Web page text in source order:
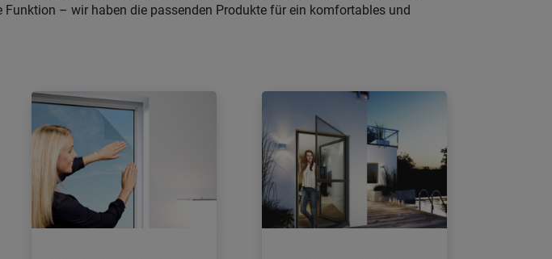
– wir haben die passenden Produkte für ein komfortables und